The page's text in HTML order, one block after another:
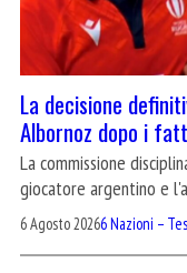
La decisione
Albornoz dopo i
La commissione
giocatore argentino e
6 Agosto 20266 Nazioni –